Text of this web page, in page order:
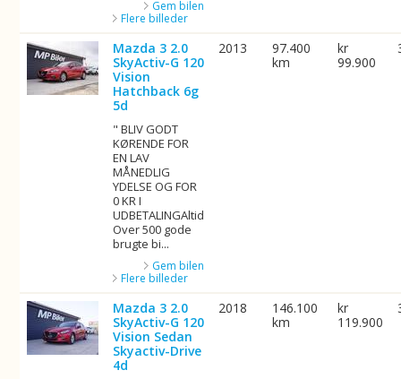
Gem bilen
Flere billeder
Mazda 3 2.0
SkyActiv-G 120
Vision
Hatchback 6g
5d
" BLIV GODT
KØRENDE FOR
EN LAV
MÅNEDLIG
YDELSE OG FOR
0 KR I
UDBETALINGAltid
Over 500 gode
brugte bi...
Gem bilen
Flere billeder
2013
97.400
km
kr
99.900
Mazda 3 2.0
SkyActiv-G 120
Vision Sedan
Skyactiv-Drive
4d
2018
146.100
km
kr
119.900